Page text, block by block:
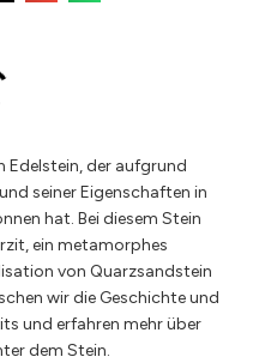
Edelstein, der aufgrund
seiner Eigenschaften in
hat. Bei diesem Stein
ein metamorphes
von Quarzsandstein
wir die Geschichte und
und erfahren mehr über
dem Stein.